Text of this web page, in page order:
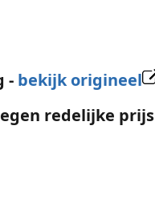
- bekijk origineel
redelijke prijs